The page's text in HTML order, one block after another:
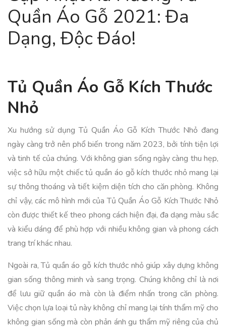
Quần Áo Gỗ 2021: Đa
Dạng, Độc Đáo!
Tủ Quần Áo Gỗ Kích Thước
Nhỏ
Xu hướng sử dụng Tủ Quần Áo Gỗ Kích Thước Nhỏ đang
ngày càng trở nên phổ biến trong năm 2023, bởi tính tiện lợi
và tinh tế của chúng. Với không gian sống ngày càng thu hẹp,
việc sở hữu một chiếc tủ quần áo gỗ kích thước nhỏ mang lại
sự thông thoáng và tiết kiệm diện tích cho căn phòng. Không
chỉ vậy, các mô hình mới của Tủ Quần Áo Gỗ Kích Thước Nhỏ
còn được thiết kế theo phong cách hiện đại, đa dạng màu sắc
và kiểu dáng để phù hợp với nhiều không gian và phong cách
trang trí khác nhau.
Ngoài ra, Tủ quần áo gỗ kích thước nhỏ giúp xây dựng không
gian sống thông minh và sang trọng. Chúng không chỉ là nơi
để lưu giữ quần áo mà còn là điểm nhấn trong căn phòng.
Việc chọn lựa loại tủ này không chỉ mang lại tính thẩm mỹ cho
không gian sống mà còn phản ánh gu thẩm mỹ riêng của chủ